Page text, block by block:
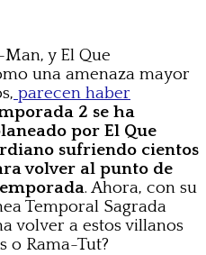
y El Que
una amenaza mayor
parecen haber
2 se ha
por El Que
sufriendo cientos
volver al punto de
. Ahora, con su
Temporal Sagrada
volver a estos villanos
o Rama-Tut?